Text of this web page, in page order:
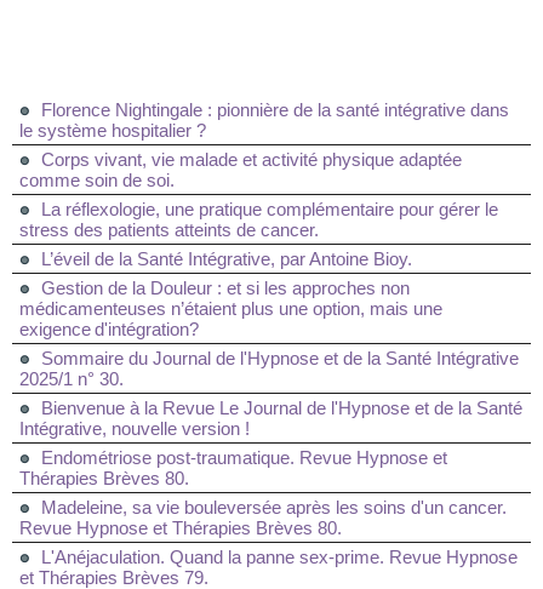
Florence Nightingale : pionnière de la santé intégrative dans
le système hospitalier ?
Corps vivant, vie malade et activité physique adaptée
comme soin de soi.
La réflexologie, une pratique complémentaire pour gérer le
stress des patients atteints de cancer.
L’éveil de la Santé Intégrative, par Antoine Bioy.
Gestion de la Douleur : et si les approches non
médicamenteuses n’étaient plus une option, mais une
exigence d'intégration?
Sommaire du Journal de l'Hypnose et de la Santé Intégrative
2025/1 n° 30.
Bienvenue à la Revue Le Journal de l'Hypnose et de la Santé
Intégrative, nouvelle version !
Endométriose post-traumatique. Revue Hypnose et
Thérapies Brèves 80.
Madeleine, sa vie bouleversée après les soins d'un cancer.
Revue Hypnose et Thérapies Brèves 80.
L'Anéjaculation. Quand la panne sex-prime. Revue Hypnose
et Thérapies Brèves 79.